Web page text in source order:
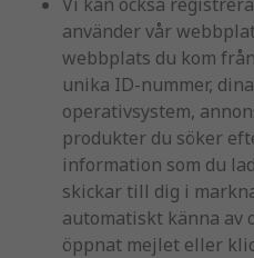
använder vår
webbplats du kom
unika ID-nummer,
operativsystem,
produkter du söker
information som du
skickar till dig i
automatiskt känna av
öppnat mejlet eller